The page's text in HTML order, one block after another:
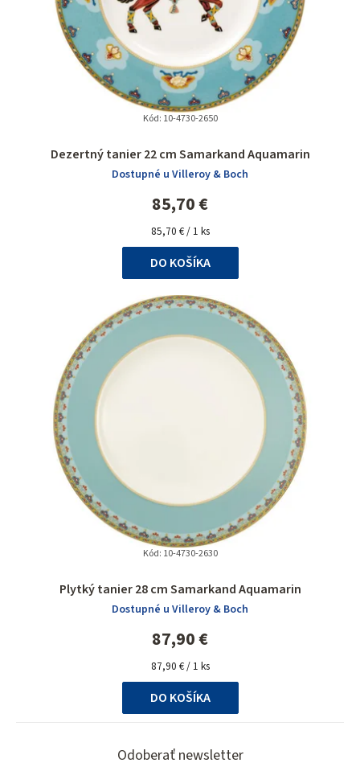
Dezertný tanier 22 cm Samarkand Aquamarin
Dostupné u Villeroy & Boch
85,70 €
Jednotková
cena:
85,70 € / 1 ks
DO KOŠÍKA
Kód: 10-4730-2650
Plytký tanier 28 cm Samarkand Aquamarin
Dostupné u Villeroy & Boch
87,90 €
Jednotková
cena:
87,90 € / 1 ks
DO KOŠÍKA
Kód: 10-4730-2630
Odoberať newsletter